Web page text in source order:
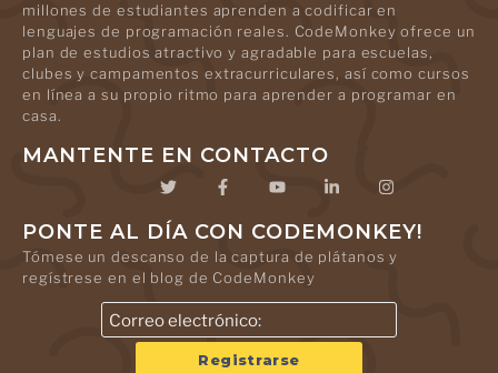
millones de estudiantes aprenden a codificar en
lenguajes de programación reales. CodeMonkey ofrece un
plan de estudios atractivo y agradable para escuelas,
clubes y campamentos extracurriculares, así como cursos
en línea a su propio ritmo para aprender a programar en
casa.
MANTENTE EN CONTACTO
PONTE AL DÍA CON CODEMONKEY!
Tómese un descanso de la captura de plátanos y
regístrese en el blog de CodeMonkey